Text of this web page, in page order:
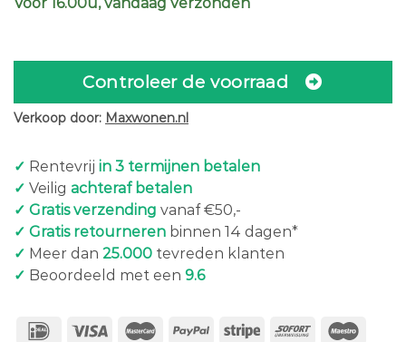
Voor 16.00u, vandaag verzonden
Controleer de voorraad
Verkoop door: Maxwonen.nl
✓ Rentevrij in 3 termijnen betalen
✓ Veilig achteraf betalen
✓ Gratis verzending vanaf €50,-
✓ Gratis retourneren binnen 14 dagen*
✓ Meer dan 25.000 tevreden klanten
✓ Beoordeeld met een 9.6